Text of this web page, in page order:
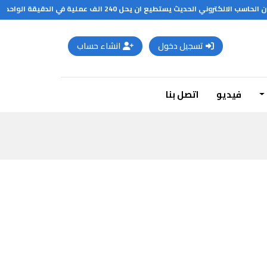
ان يحل 240 الف عملية في الدقيقة الواحدة
تسجيل دخول انشاء حساب
فيديو اتصل بنا